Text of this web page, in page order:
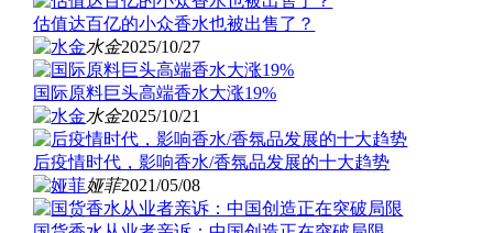
估值达百亿的小众香水也被出售了？
水金2025/10/27
国际原料巨头高端香水大涨19%
水金2025/10/21
后疫情时代，影响香水/香氛品发展的十大趋势
娅菲2021/05/08